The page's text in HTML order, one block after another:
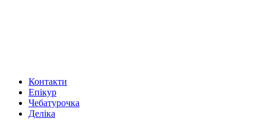
Контакти
Епікур
Чебатурочка
Деліка